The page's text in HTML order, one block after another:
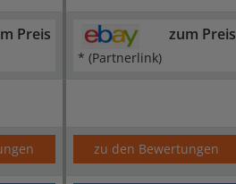
Preis zum Preis
* (Partnerlink)
zu den Bewertungen